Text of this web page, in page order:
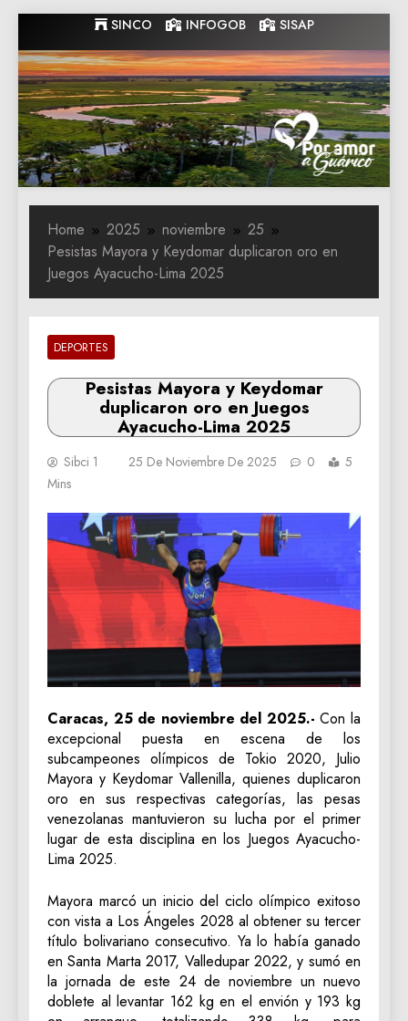
to
content
SINCO INFOGOB SISAP
Gobernacion
de Guarico
Gobernacion de Guarico
Home 2025 noviembre
25
Pesistas Mayora y Keydomar duplicaron oro en
Juegos Ayacucho-Lima 2025
DEPORTES
Pesistas Mayora y Keydomar
duplicaron oro en Juegos
Ayacucho-Lima 2025
Sibci 1 25 De Noviembre De 2025 0
5
Mins
Caracas, 25 de noviembre del 2025.-Con la
excepcional puesta en escena de los
subcampeones olímpicos de Tokio 2020, Julio
Mayora y Keydomar Vallenilla, quienes duplicaron
oro en sus respectivas categorías, las pesas
venezolanas mantuvieron su lucha por el primer
lugar de esta disciplina en los Juegos Ayacucho-
Lima 2025.
Mayora marcó un inicio del ciclo olímpico exitoso
con vista a Los Ángeles 2028 al obtener su tercer
título bolivariano consecutivo. Ya lo había ganado
en Santa Marta 2017, Valledupar 2022, y sumó en
la jornada de este 24 de noviembre un nuevo
doblete al levantar 162 kg en el envión y 193 kg